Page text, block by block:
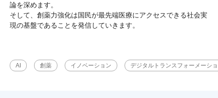
論を深めます。
そして、創薬力強化は国民が最先端医療にアクセスできる社会実
現の基盤であることを発信していきます。
AI 創薬 イノベーション デジタルトランスフォーメーシ